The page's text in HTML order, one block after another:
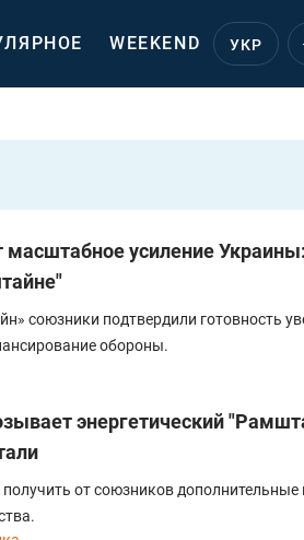
WEEKEND УКР
масштабное усиление
союзники подтвердили готовность
обороны.
энергетический
от союзников дополнительные